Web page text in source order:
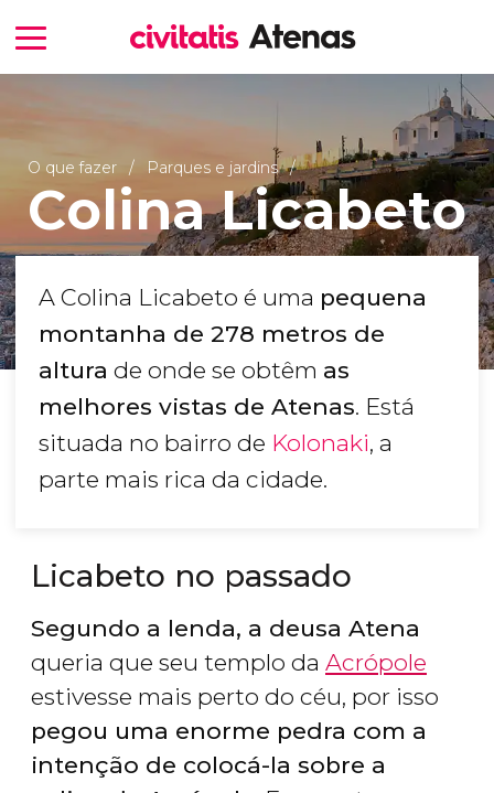
O que fazer Parques e jardins
Colina Licabeto
A Colina Licabeto é uma pequena
montanha de 278 metros de
altura de onde se obtêm as
melhores vistas de Atenas. Está
situada no bairro de Kolonaki, a
parte mais rica da cidade.
Licabeto no passado
Segundo a lenda, a deusa Atena
queria que seu templo da Acrópole
estivesse mais perto do céu, por isso
pegou uma enorme pedra com a
intenção de colocá-la sobre a